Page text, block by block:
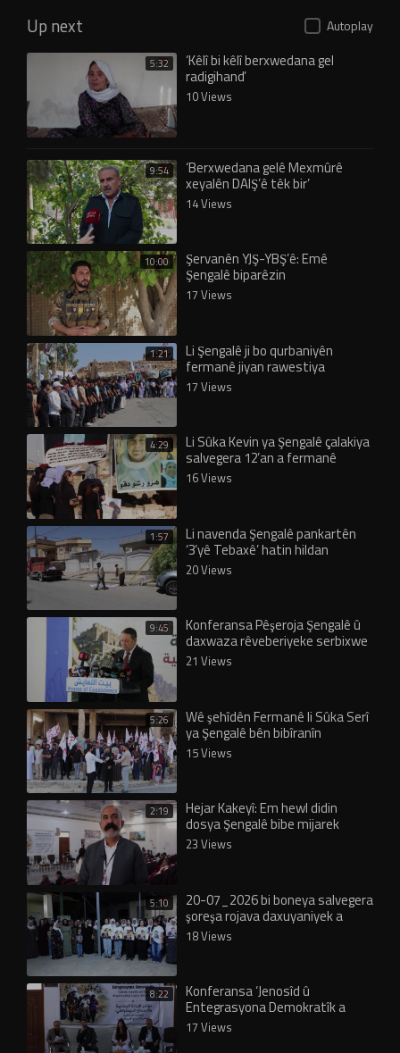
Up next Autoplay
5:32 ‘Kêlî bi kêlî berxwedana gel
radigihand’
10 Views
9:54 ‘Berxwedana gelê Mexmûrê
xeyalên DAIŞ’ê têk bir’
14 Views
10:00 Şervanên YJŞ-YBŞ’ê: Emê
Şengalê biparêzin
17 Views
1:21 Li Şengalê ji bo qurbaniyên
fermanê jiyan rawestiya
17 Views
4:29 Li Sûka Kevin ya Şengalê çalakiya
salvegera 12’an a fermanê
didome
16 Views
1:57 Li navenda Şengalê pankartên
‘3’yê Tebaxê’ hatin hildan
20 Views
9:45 Konferansa Pêşeroja Şengalê û
daxwaza rêveberiyeke serbixwe
hate lidarxistin
21 Views
5:26 Wê şehîdên Fermanê li Sûka Serî
ya Şengalê bên bibîranîn
15 Views
2:19 Hejar Kakeyî: Em hewl didin
dosya Şengalê bibe mijarek
navdewletî
23 Views
5:10 20-07_2026 bi boneya salvegera
şoreşa rojava daxuyaniyek a
pirozbahiy het dayin_1
18 Views
8:22 Konferansa ‘Jenosîd û
Entegrasyona Demokratîk a
Şengalê’ bi panela 3’yemîn
bidawî…
17 Views